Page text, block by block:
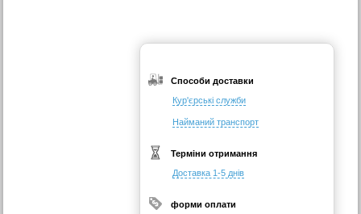
Способи доставки
Кур'єрські служби
Найманий транспорт
Терміни отримання
Доставка 1-5 днів
форми оплати